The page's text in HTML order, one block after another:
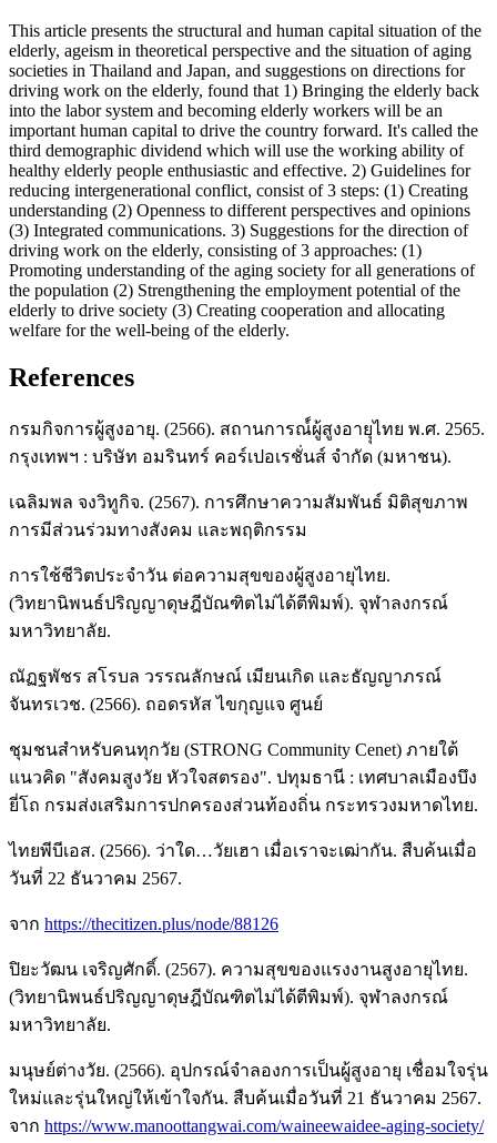
This article presents the structural and human capital situation of the
elderly, ageism in theoretical perspective and the situation of aging
societies in Thailand and Japan, and suggestions on directions for
driving work on the elderly, found that 1) Bringing the elderly back
into the labor system and becoming elderly workers will be an
important human capital to drive the country forward. It's called the
third demographic dividend which will use the working ability of
healthy elderly people enthusiastic and effective. 2) Guidelines for
reducing intergenerational conflict, consist of 3 steps: (1) Creating
understanding (2) Openness to different perspectives and opinions
(3) Integrated communications. 3) Suggestions for the direction of
driving work on the elderly, consisting of 3 approaches: (1)
Promoting understanding of the aging society for all generations of
the population (2) Strengthening the employment potential of the
elderly to drive society (3) Creating cooperation and allocating
welfare for the well-being of the elderly.
References
กรมกิจการผู้สูงอายุ. (2566). สถานการณ์์ผู้สูงอายุุไทย พ.ศ. 2565.
กรุงเทพฯ : บริษัท อมรินทร์ คอร์เปอเรชั่นส์ จำกัด (มหาชน).
เฉลิมพล จงวิทูกิจ. (2567). การศึกษาความสัมพันธ์ มิติสุขภาพ
การมีส่วนร่วมทางสังคม และพฤติกรรม
การใช้ชีวิตประจำวัน ต่อความสุขของผู้สูงอายุไทย.
(วิทยานิพนธ์ปริญญาดุษฎีบัณฑิตไม่ได้ตีพิมพ์). จุฬาลงกรณ์
มหาวิทยาลัย.
ณัฏฐพัชร สโรบล วรรณลักษณ์ เมียนเกิด และธัญญาภรณ์
จันทรเวช. (2566). ถอดรหัส ไขกุญแจ ศูนย์
ชุมชนสำหรับคนทุกวัย (STRONG Community Cenet) ภายใต้
แนวคิด "สังคมสูงวัย หัวใจสตรอง". ปทุมธานี : เทศบาลเมืองบึง
ยี่โถ กรมส่งเสริมการปกครองส่วนท้องถิ่น กระทรวงมหาดไทย.
ไทยพีบีเอส. (2566). ว่าใด…วัยเฮา เมื่อเราจะเฒ่ากัน. สืบค้นเมื่อ
วันที่ 22 ธันวาคม 2567.
จาก https://thecitizen.plus/node/88126
ปิยะวัฒน เจริญศักดิ์. (2567). ความสุขของแรงงานสูงอายุไทย.
(วิทยานิพนธ์ปริญญาดุษฎีบัณฑิตไม่ได้ตีพิมพ์). จุฬาลงกรณ์
มหาวิทยาลัย.
มนุษย์ต่างวัย. (2566). อุปกรณ์จำลองการเป็นผู้สูงอายุ เชื่อมใจรุ่น
ใหม่และรุ่นใหญ่ให้เข้าใจกัน. สืบค้นเมื่อวันที่ 21 ธันวาคม 2567.
จาก https://www.manoottangwai.com/waineewaidee-aging-society/